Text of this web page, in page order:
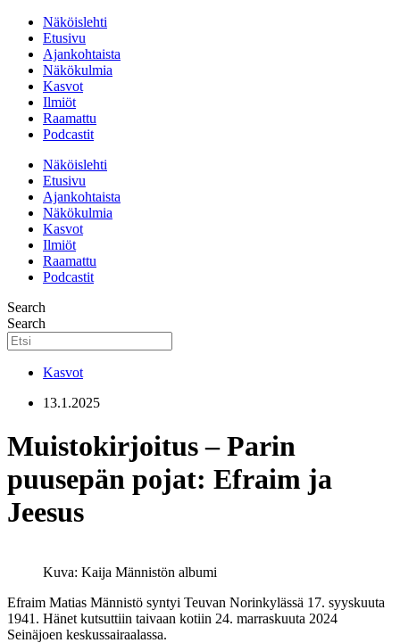
Näköislehti
Etusivu
Ajankohtaista
Näkökulmia
Kasvot
Ilmiöt
Raamattu
Podcastit
Näköislehti
Etusivu
Ajankohtaista
Näkökulmia
Kasvot
Ilmiöt
Raamattu
Podcastit
Search
Search
Kasvot
13.1.2025
Muistokirjoitus – Parin
puusepän pojat: Efraim ja
Jeesus
Kuva: Kaija Männistön albumi
Efraim Matias Männistö syntyi Teuvan Norinkylässä 17. syyskuuta
1941. Hänet kutsuttiin taivaan kotiin 24. marraskuuta 2024
Seinäjoen keskussairaalassa.